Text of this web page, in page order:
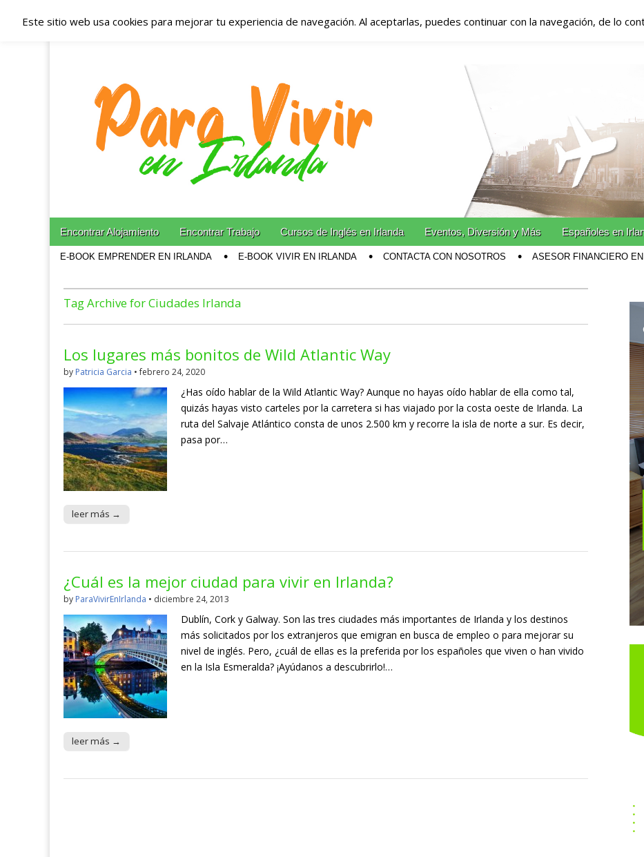
Españoles en Irlanda – Vivir en
Irlanda – Alojamiento en Irlanda
Blog dedicado a los que viven, estudian y trabajan en Irlanda!
Main menu
Skip to content
Encontrar Alojamiento Encontrar Trabajo Cursos de Inglés en Irlanda Eventos, Diversión y Más Españoles en
E-BOOK EMPRENDER EN IRLANDA E-BOOK VIVIR EN IRLANDA CONTACTA CON NOSOTROS ASESOR FINANCIERO
Tag Archive for Ciudades Irlanda
Los lugares más bonitos de Wild Atlantic Way
by Patricia Garcia •febrero 24, 2020
¿Has oído hablar de la Wild Atlantic Way? Aunque no hayas oído hablar de ella como tal,
quizás hayas visto carteles por la carretera si has viajado por la costa oeste de Irlanda. La
ruta del Salvaje Atlántico consta de unos 2.500 km y recorre la isla de norte a sur. Es decir,
pasa por…
leer más →
¿Cuál es la mejor ciudad para vivir en Irlanda?
by ParaVivirEnIrlanda • diciembre 24, 2013
Dublín, Cork y Galway. Son las tres ciudades más importantes de Irlanda y los destinos
más solicitados por los extranjeros que emigran en busca de empleo o para mejorar su
nivel de inglés. Pero, ¿cuál de ellas es la preferida por los españoles que viven o han vivido
en la Isla Esmeralda? ¡Ayúdanos a descubrirlo!…
leer más →
Este sitio web usa cookies para mejorar tu experiencia de navegación. Al aceptarlas, puedes continuar con la navegación, de lo